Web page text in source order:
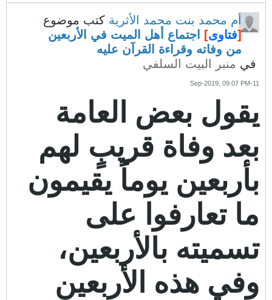
أم محمد بنت محمد الأثرية كتب موضوع
[فتاوى]
اجتماع أهل الميت في الأربعين
من وفاته وقراءة القرآن عليه
في منبر البيت السلفي
11-Sep-2019, 09:07 PM
يقول بعض العامة
بعد وفاة قريبٍ لهم
بأربعين يوماً يقيمون
ما تعارفوا على
تسميته بالأربعين،
وفي هذه الأربعين